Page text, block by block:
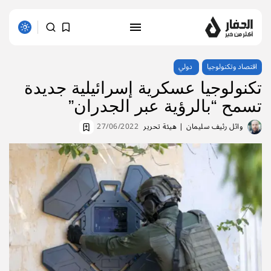
اقتصاد وتكنولوجيا دولي
تكنولوجيا عسكرية إسرائيلية جديدة
تسمح “بالرؤية عبر الجدران”
وائل رئيف سليمان | هيئة تحرير 27/06/2022